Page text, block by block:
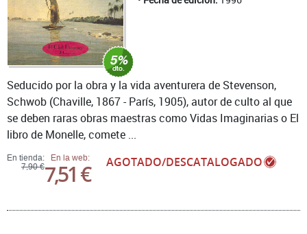
En tienda:
7,90 €
En la web:
7,51 € AGOTADO/DESCATALOGADO
Seducido por la obra y la vida aventurera de Stevenson,
Schwob (Chaville, 1867 - París, 1905), autor de culto al que
se deben raras obras maestras como Vidas Imaginarias o El
libro de Monelle, comete ...